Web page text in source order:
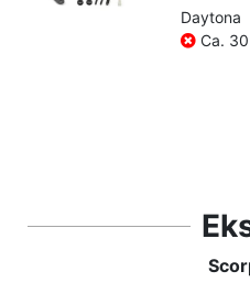
Daytona
Ca.